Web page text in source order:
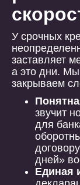
У срочных
заставляет
а это дни.
закрываем
звучит
для
дней»
Единая